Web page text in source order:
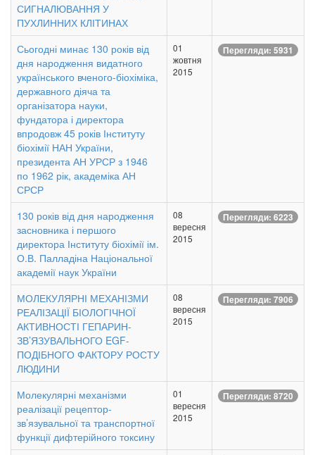
СИГНАЛЮВАННЯ У
ПУХЛИННИХ КЛІТИНАХ
Сьогодні минає 130 років від
дня народження видатного
українського вченого-біохіміка,
державного діяча та
організатора науки,
фундатора і директора
впродовж 45 років Інституту
біохімії НАН України,
президента АН УРСР з 1946
по 1962 рік, академіка АН
СРСР
01
жовтня
2015
Перегляди: 5931
130 років від дня народження
засновника і першого
директора Інституту біохімії ім.
О.В. Палладіна Національної
академії наук України
08
вересня
2015
Перегляди: 6223
МОЛЕКУЛЯРНІ МЕХАНІЗМИ
РЕАЛІЗАЦІЇ БІОЛОГІЧНОЇ
АКТИВНОСТІ ГЕПАРИН-
ЗВ’ЯЗУВАЛЬНОГО EGF-
ПОДІБНОГО ФАКТОРУ РОСТУ
ЛЮДИНИ
08
вересня
2015
Перегляди: 7906
Молекулярні механізми
реалізації рецептор-
зв’язувальної та транспортної
функції дифтерійного токсину
01
вересня
2015
Перегляди: 8720